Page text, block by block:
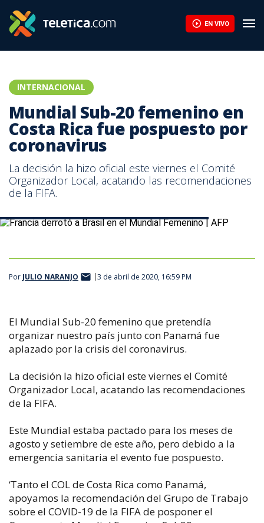
EN VIVO
INTERNACIONAL
Mundial Sub-20 femenino en
Costa Rica fue pospuesto por
coronavirus
La decisión la hizo oficial este viernes el Comité
Organizador Local, acatando las recomendaciones
de la FIFA.
Por JULIO NARANJO 3 de abril de 2020, 16:59 PM
El Mundial Sub-20 femenino que pretendía
organizar nuestro país junto con Panamá fue
aplazado por la crisis del coronavirus.
La decisión la hizo oficial este viernes el Comité
Organizador Local, acatando las recomendaciones
de la FIFA.
Este Mundial estaba pactado para los meses de
agosto y setiembre de este año, pero debido a la
emergencia sanitaria el evento fue pospuesto.
‘Tanto el COL de Costa Rica como Panamá,
apoyamos la recomendación del Grupo de Trabajo
sobre el COVID-19 de la FIFA de posponer el